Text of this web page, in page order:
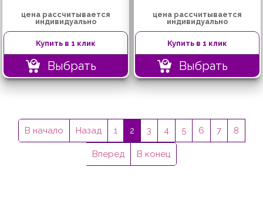
цена рассчитывается
индивидуально
Купить в 1 клик
Выбрать
цена рассчитывается
индивидуально
Купить в 1 клик
Выбрать
В начало Назад 1 2 3 4 5 6 7 8
Вперед В конец